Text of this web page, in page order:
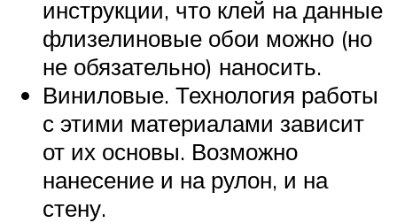
инструкции, что клей на данные
флизелиновые обои можно (но
не обязательно) наносить.
Виниловые. Технология работы
с этими материалами зависит
от их основы. Возможно
нанесение и на рулон, и на
стену.